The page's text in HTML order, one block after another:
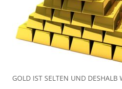
GOLD IST SELTEN UND DESHALB